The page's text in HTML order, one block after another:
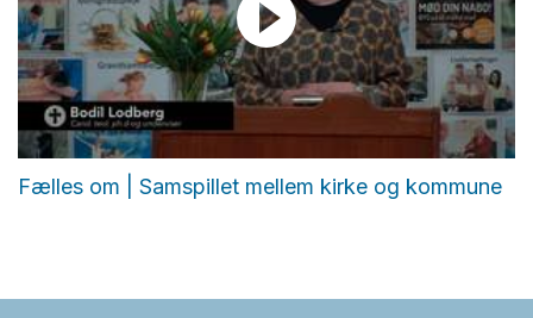
Fælles om | Samspillet mellem kirke og kommune